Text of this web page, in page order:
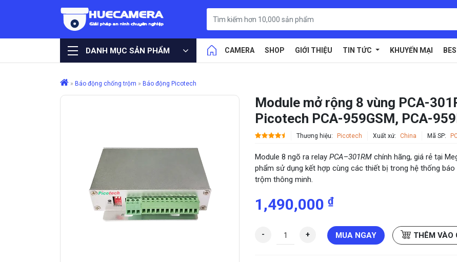
DANH MỤC SẢN PHẨM CAMERA SHOP GIỚI THIỆU TIN TỨC KHUYẾN MẠI
» Báo động chống trộm » Báo động Picotech
Module mở rộng 8 vùng PCA-
Picotech PCA-959GSM, PCA-
Thương hiệu: Picotech Xuất xứ: China Mã SP:
Module 8 ngõ ra relay PCA–301RM chính hãng, giá rẻ tại
phẩm sử dụng kết hợp cùng các thiết bị trong hệ thống báo
trộm thông minh.
1,490,000 ₫
- + MUA NGAY THÊM VÀO